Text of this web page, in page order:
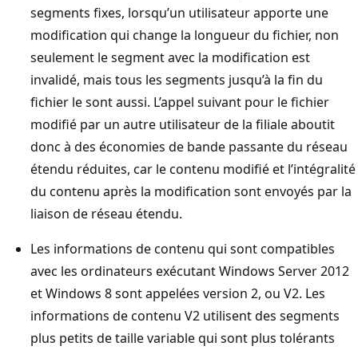
segments fixes, lorsqu’un utilisateur apporte une
modification qui change la longueur du fichier, non
seulement le segment avec la modification est
invalidé, mais tous les segments jusqu’à la fin du
fichier le sont aussi. L’appel suivant pour le fichier
modifié par un autre utilisateur de la filiale aboutit
donc à des économies de bande passante du réseau
étendu réduites, car le contenu modifié et l’intégralité
du contenu après la modification sont envoyés par la
liaison de réseau étendu.
Les informations de contenu qui sont compatibles
avec les ordinateurs exécutant Windows Server 2012
et Windows 8 sont appelées version 2, ou V2. Les
informations de contenu V2 utilisent des segments
plus petits de taille variable qui sont plus tolérants